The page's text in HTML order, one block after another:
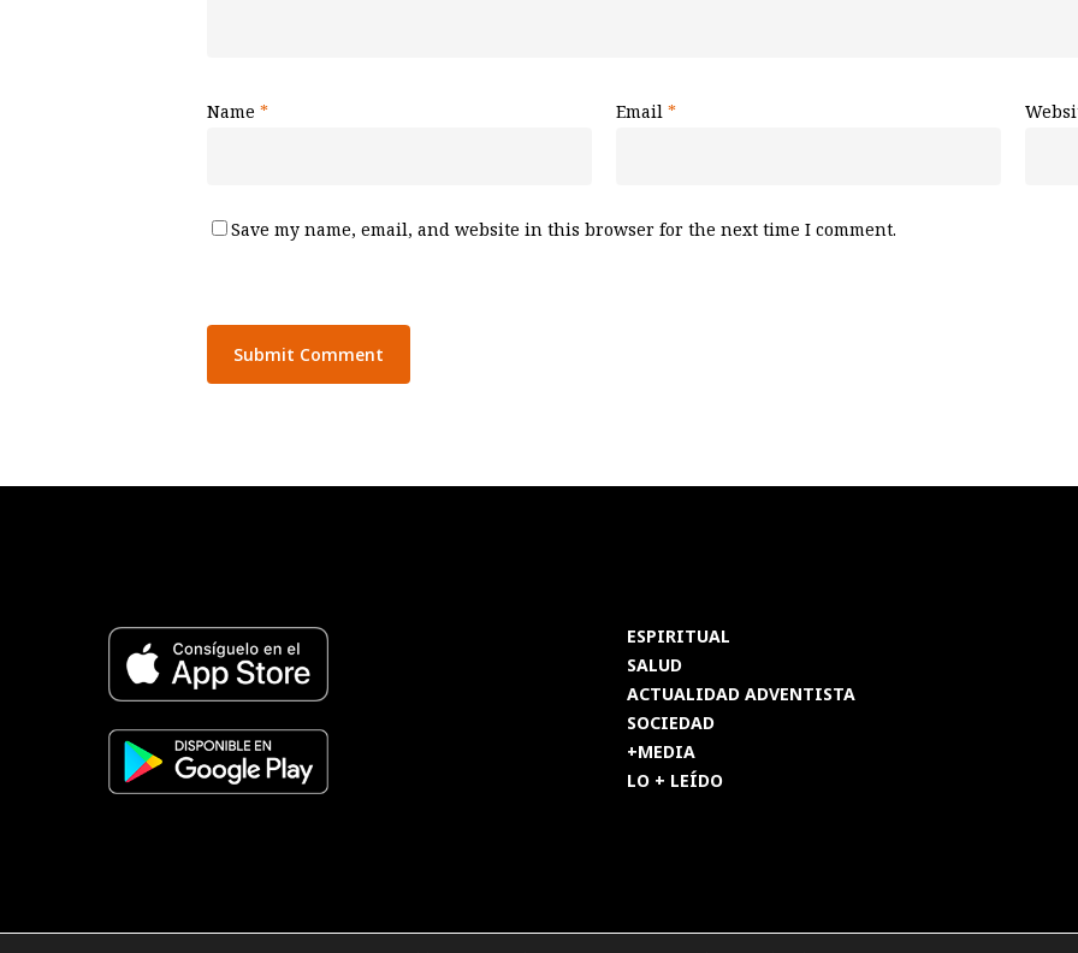
Name * Email *
Save my name, email, and website in this browser for the next time I comment.
ESPIRITUAL
SALUD
ACTUALIDAD ADVENTISTA
SOCIEDAD
+MEDIA
LO + LEÍDO